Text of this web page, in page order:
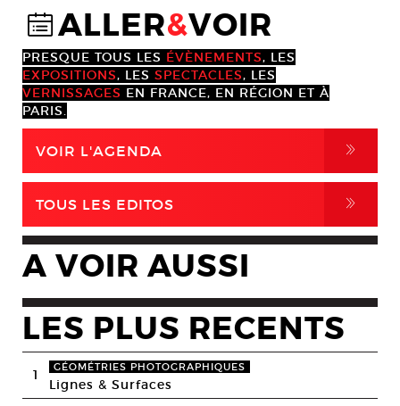
@ALLER&VOIR
PRESQUE TOUS LES ÉVÈNEMENTS, LES
EXPOSITIONS, LES SPECTACLES, LES
VERNISSAGES EN FRANCE, EN RÉGION ET À
PARIS.
VOIR L'AGENDA ,
TOUS LES EDITOS ,
A VOIR AUSSI
LES PLUS RECENTS
1 GÉOMÉTRIES PHOTOGRAPHIQUES
Lignes & Surfaces